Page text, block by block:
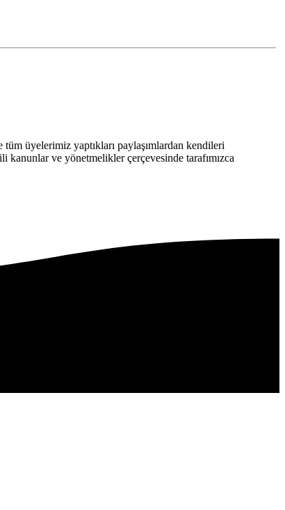
üyelerimiz yaptıkları paylaşımlardan kendileri
ve yönetmelikler çerçevesinde tarafımızca